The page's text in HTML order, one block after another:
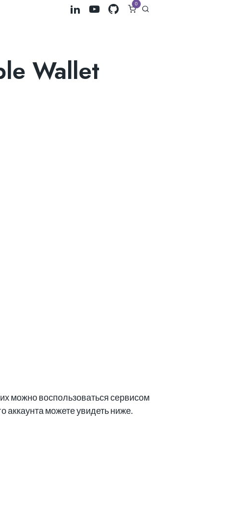
0
Wallet
можно воспользоваться сервисом
аккаунта можете увидеть ниже.